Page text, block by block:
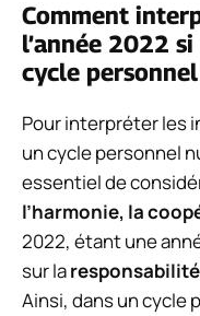
Comment
l’année 2022
cycle
Pour interpréter les
un cycle personnel
essentiel de
l’harmonie, la
2022, étant une
sur laresponsabilité
Ainsi, dans un cycle